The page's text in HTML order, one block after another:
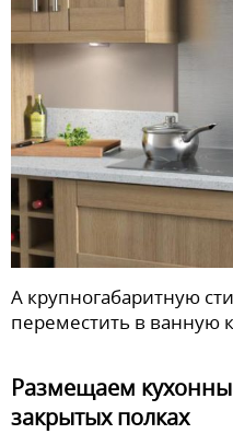
А крупногабаритную
переместить в ванную
Размещаем
закрытых полках